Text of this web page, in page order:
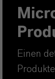
Einen